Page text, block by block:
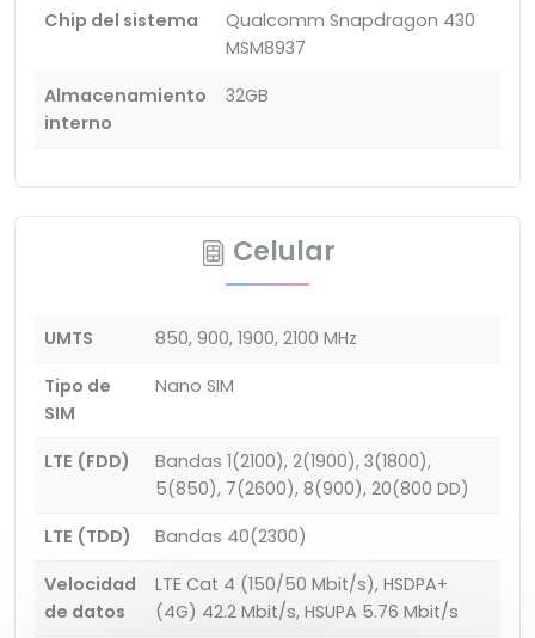
Chip del sistema
Qualcomm Snapdragon 430
MSM8937
Almacenamiento
interno
32GB
Celular
UMTS
850, 900, 1900, 2100 MHz
Tipo de
SIM
Nano SIM
LTE (FDD)
Bandas 1(2100), 2(1900), 3(1800),
5(850), 7(2600), 8(900), 20(800 DD)
LTE (TDD)
Bandas 40(2300)
Velocidad
de datos
LTE Cat 4 (150/50 Mbit/s), HSDPA+
(4G) 42.2 Mbit/s, HSUPA 5.76 Mbit/s